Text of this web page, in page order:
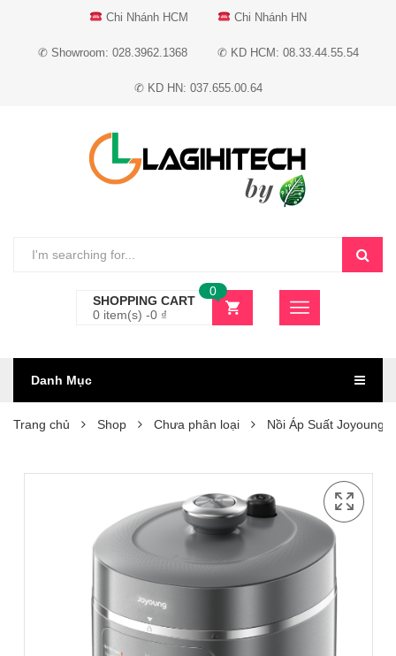
Chi Nhánh HCM Chi Nhánh HN
✆ Showroom: 028.3962.1368 ✆ KD HCM: 08.33.44.55.54
✆ KD HN: 037.655.00.64
SHOPPING CART
0 item(s) -0 ₫
0
Danh Mục
Trang chủ Shop Chưa phân loại Nồi Áp Suất Joyoung